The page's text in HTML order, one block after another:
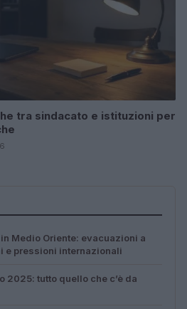
tra sindacato e istituzioni per
Medio Oriente: evacuazioni a
e pressioni internazionali
2025: tutto quello che c’è da